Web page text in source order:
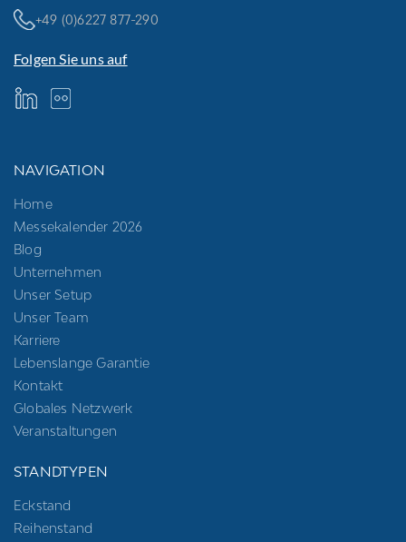
+49 (0)6227 877-290
Folgen Sie uns auf
NAVIGATION
Home
Messekalender 2026
Blog
Unternehmen
Unser Setup
Unser Team
Karriere
Lebenslange Garantie
Kontakt
Globales Netzwerk
Veranstaltungen
STANDTYPEN
Eckstand
Reihenstand